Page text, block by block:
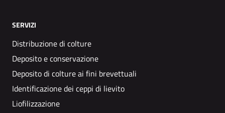
SERVIZI
Distribuzione di colture
Deposito e conservazione
Deposito di colture ai fini brevettuali
Identificazione dei ceppi di lievito
Liofilizzazione